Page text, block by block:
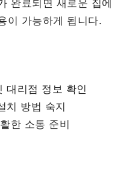
완료되면 새로운 집에
이 가능하게 됩니다.
대리점 정보 확인
치 방법 숙지
한 소통 준비